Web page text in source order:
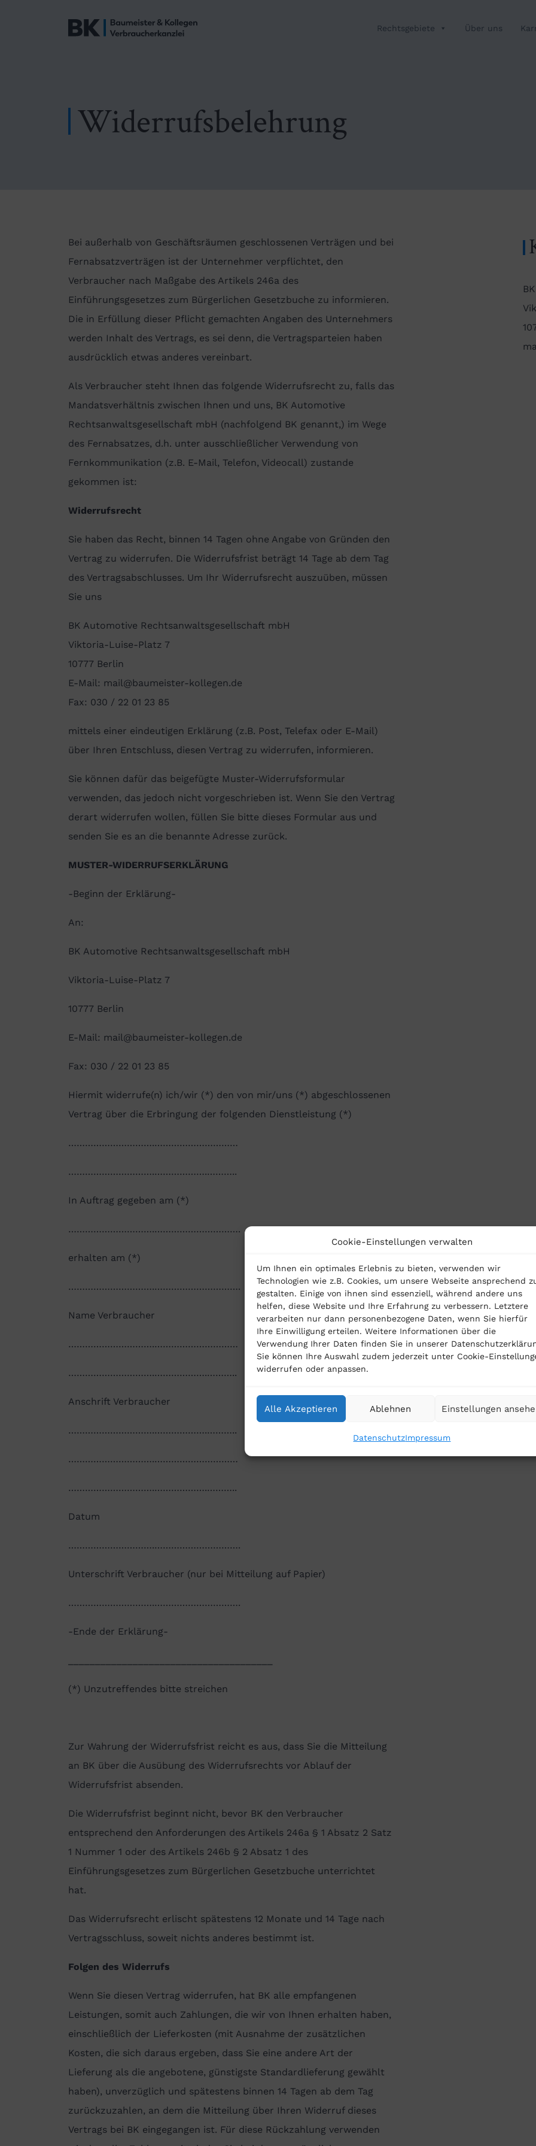
Cookie-Einstellungen verwalten
Um Ihnen ein optimales Erlebnis zu bieten, verwenden wir
Technologien wie z.B. Cookies, um unsere Webseite ansprechend
gestalten. Einige von ihnen sind essenziell, während andere uns
helfen, diese Website und Ihre Erfahrung zu verbessern. Letztere
verarbeiten nur dann personenbezogene Daten, wenn Sie hierfür
Ihre Einwilligung erteilen. Weitere Informationen über die
Verwendung Ihrer Daten finden Sie in unserer
Sie können Ihre Auswahl zudem jederzeit unter Cookie-
widerrufen oder anpassen.
Alle Akzeptieren Ablehnen Einstellungen
DatenschutzImpressum
Rechtsgebiete Über uns
Widerrufsbelehrung
Bei außerhalb von Geschäftsräumen geschlossenen Verträgen und bei
Fernabsatzverträgen ist der Unternehmer verpflichtet, den
Verbraucher nach Maßgabe des Artikels 246a des
Einführungsgesetzes zum Bürgerlichen Gesetzbuche zu informieren.
Die in Erfüllung dieser Pflicht gemachten Angaben des Unternehmers
werden Inhalt des Vertrags, es sei denn, die Vertragsparteien haben
ausdrücklich etwas anderes vereinbart.
Als Verbraucher steht Ihnen das folgende Widerrufsrecht zu, falls das
Mandatsverhältnis zwischen Ihnen und uns, BK Automotive
Rechtsanwaltsgesellschaft mbH (nachfolgend BK genannt,) im Wege
des Fernabsatzes, d.h. unter ausschließlicher Verwendung von
Fernkommunikation (z.B. E-Mail, Telefon, Videocall) zustande
gekommen ist:
Widerrufsrecht
Sie haben das Recht, binnen 14 Tagen ohne Angabe von Gründen den
Vertrag zu widerrufen. Die Widerrufsfrist beträgt 14 Tage ab dem Tag
des Vertragsabschlusses. Um Ihr Widerrufsrecht auszuüben, müssen
Sie uns
BK Automotive Rechtsanwaltsgesellschaft mbH
Viktoria-Luise-Platz 7
10777 Berlin
E-Mail: mail@baumeister-kollegen.de
Fax: 030 / 22 01 23 85
mittels einer eindeutigen Erklärung (z.B. Post, Telefax oder E-Mail)
über Ihren Entschluss, diesen Vertrag zu widerrufen, informieren.
Sie können dafür das beigefügte Muster-Widerrufsformular
verwenden, das jedoch nicht vorgeschrieben ist. Wenn Sie den Vertrag
derart widerrufen wollen, füllen Sie bitte dieses Formular aus und
senden Sie es an die benannte Adresse zurück.
MUSTER-WIDERRUFSERKLÄRUNG
-Beginn der Erklärung-
An:
BK Automotive Rechtsanwaltsgesellschaft mbH
Viktoria-Luise-Platz 7
10777 Berlin
E-Mail: mail@baumeister-kollegen.de
Fax: 030 / 22 01 23 85
Hiermit widerrufe(n) ich/wir (*) den von mir/uns (*) abgeschlossenen
Vertrag über die Erbringung der folgenden Dienstleistung (*)
………………………….…………………………
………………………….……………….………..
In Auftrag gegeben am (*)
………………………….………………………….
erhalten am (*)
………………………….………………………….
Name Verbraucher
………………………….…………………………
………………………….……………….………..
Anschrift Verbraucher
………………………….……………….………..
………………………….…………………………
………………………….……………….………..
Datum
………………………….………………………….
Unterschrift Verbraucher (nur bei Mitteilung auf Papier)
………………………….………………………….
-Ende der Erklärung-
(*) Unzutreffendes bitte streichen
Zur Wahrung der Widerrufsfrist reicht es aus, dass Sie die Mitteilung
an BK über die Ausübung des Widerrufsrechts vor Ablauf der
Widerrufsfrist absenden.
Die Widerrufsfrist beginnt nicht, bevor BK den Verbraucher
entsprechend den Anforderungen des Artikels 246a § 1 Absatz 2 Satz
1 Nummer 1 oder des Artikels 246b § 2 Absatz 1 des
Einführungsgesetzes zum Bürgerlichen Gesetzbuche unterrichtet
hat.
Das Widerrufsrecht erlischt spätestens 12 Monate und 14 Tage nach
Vertragsschluss, soweit nichts anderes bestimmt ist.
Folgen des Widerrufs
Wenn Sie diesen Vertrag widerrufen, hat BK alle empfangenen
Leistungen, somit auch Zahlungen, die wir von Ihnen erhalten haben,
einschließlich der Lieferkosten (mit Ausnahme der zusätzlichen
Kosten, die sich daraus ergeben, dass Sie eine andere Art der
Lieferung als die angebotene, günstigste Standardlieferung gewählt
haben), unverzüglich und spätestens binnen 14 Tagen ab dem Tag
zurückzuzahlen, an dem die Mitteilung über Ihren Widerruf dieses
Vertrags bei BK eingegangen ist. Für diese Rückzahlung verwenden